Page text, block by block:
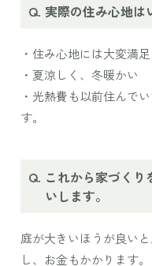
実際の住み心地は
・住み心地には大変満足
・夏涼しく、冬暖かい
・光熱費も以前住んで
す。
これから家づく
いします。
庭が大きいほうが良い
し、お金もかかります。